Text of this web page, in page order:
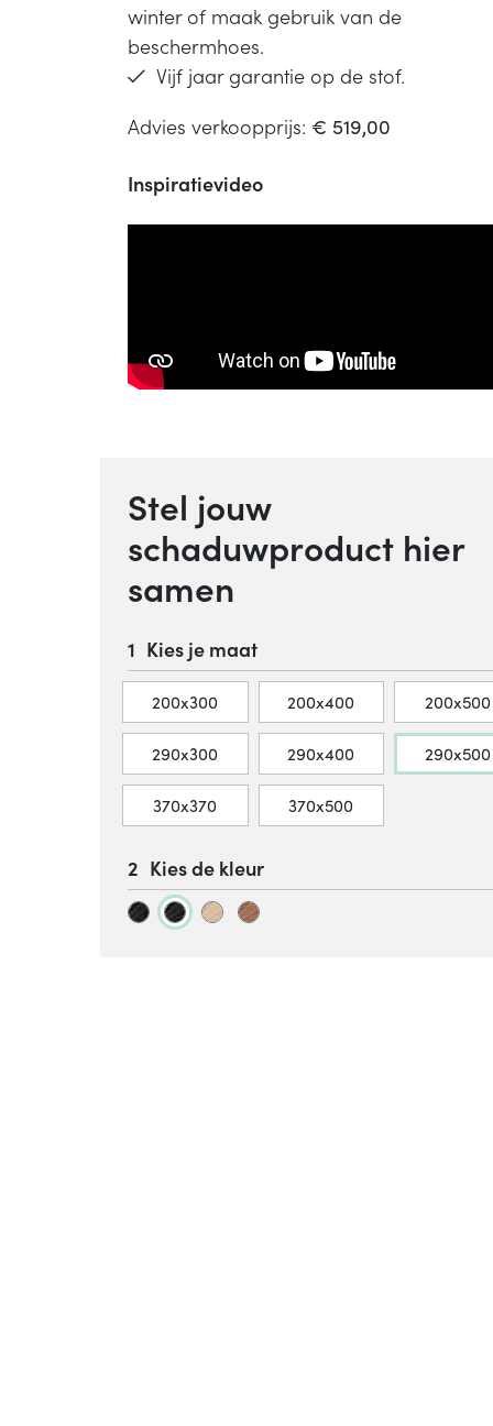
winter of maak gebruik van de
beschermhoes.
Vijf jaar garantie op de stof.
Advies verkoopprijs: € 519,00
Inspiratievideo
Stel jouw
schaduwproduct hier
samen
Kies je maat
200x300 200x400 200x500
290x300 290x400 290x500
370x370 370x500
Kies de kleur